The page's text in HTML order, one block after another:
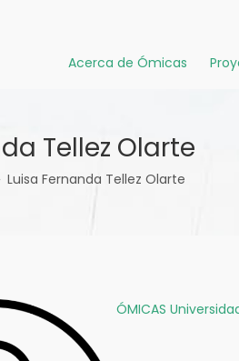
Acerca de Ómicas
Tellez Olarte
Luisa Fernanda Tellez Olarte
ÓMICAS